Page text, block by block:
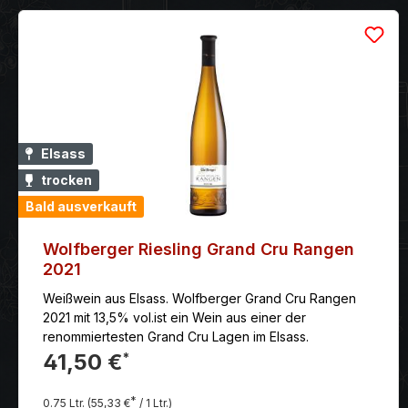
Elsass
trocken
Bald ausverkauft
Wolfberger Riesling Grand Cru Rangen
2021
Weißwein aus Elsass. Wolfberger Grand Cru Rangen
2021 mit 13,5% vol.ist ein Wein aus einer der
renommiertesten Grand Cru Lagen im Elsass.
41,50 €*
0.75 Ltr. (55,33 €* / 1 Ltr.)